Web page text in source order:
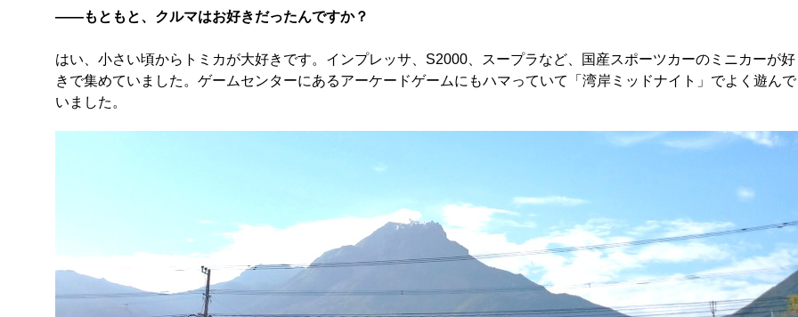
――もともと、クルマはお好きだったんですか？
はい、小さい頃からトミカが大好きです。インプレッサ、S2000、スープラなど、国産スポーツカーのミニカーが好
きで集めていました。ゲームセンターにあるアーケードゲームにもハマっていて「湾岸ミッドナイト」でよく遊んで
いました。